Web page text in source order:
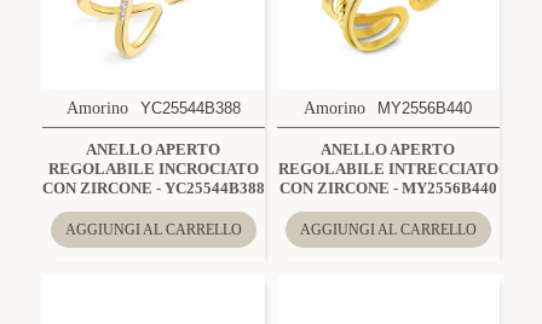
Amorino YC25544B388
ANELLO APERTO
REGOLABILE INCROCIATO
CON ZIRCONE - YC25544B388
AGGIUNGI AL CARRELLO
Amorino MY2556B440
ANELLO APERTO
REGOLABILE INTRECCIATO
CON ZIRCONE - MY2556B440
AGGIUNGI AL CARRELLO